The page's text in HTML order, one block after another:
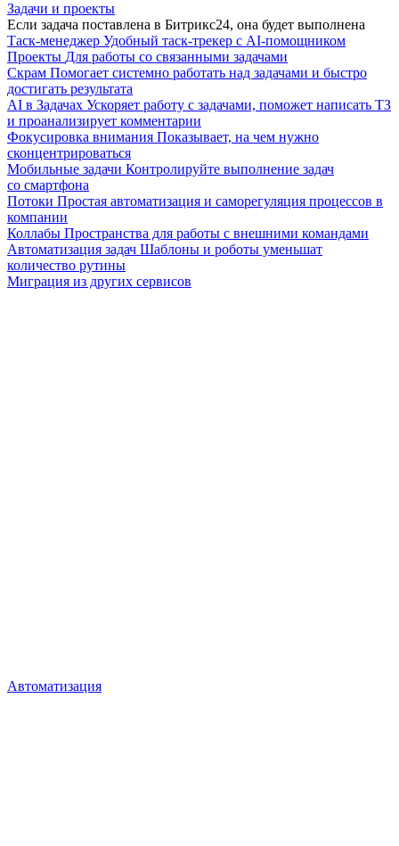
Задачи и проекты
Если задача поставлена в Битрикс24, она будет выполнена
Таск-менеджер Удобный таск-трекер с AI-помощником
Проекты Для работы со связанными задачами
Скрам Помогает системно работать над задачами и быстро
достигать результата
AI в Задачах Ускоряет работу с задачами, поможет написать ТЗ
и проанализирует комментарии
Фокусировка внимания Показывает, на чем нужно
сконцентрироваться
Мобильные задачи Контролируйте выполнение задач
со смартфона
Потоки Простая автоматизация и саморегуляция процессов в
компании
Коллабы Пространства для работы с внешними командами
Автоматизация задач Шаблоны и роботы уменьшат
количество рутины
Миграция из других сервисов
Автоматизация